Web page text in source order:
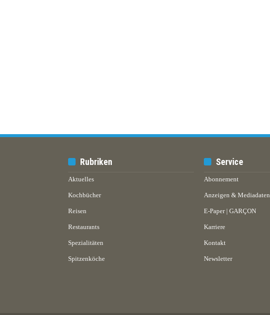
Rubriken
Aktuelles
Kochbücher
Reisen
Restaurants
Spezialitäten
Spitzenköche
Service
Abonnement
Anzeigen & Mediadaten
E-Paper | GARÇON
Karriere
Kontakt
Newsletter